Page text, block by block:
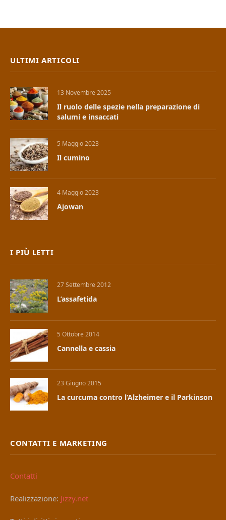
ULTIMI ARTICOLI
13 Novembre 2025
Il ruolo delle spezie nella preparazione di
salumi e insaccati
5 Maggio 2023
Il cumino
4 Maggio 2023
Ajowan
I PIÙ LETTI
27 Settembre 2012
L’assafetida
5 Ottobre 2014
Cannella e cassia
23 Giugno 2015
La curcuma contro l’Alzheimer e il Parkinson
CONTATTI E MARKETING
Contatti
Realizzazione: Jizzy.net